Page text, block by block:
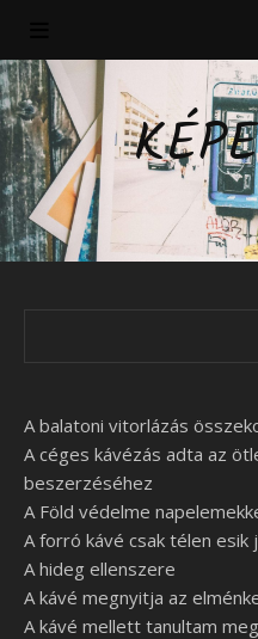
A balatoni vitorlázás
A céges kávézás adta az
beszerzéséhez
A Föld védelme
A forró kávé csak télen esik
A hideg ellenszere
A kávé megnyitja az
A kávé mellett tanultam